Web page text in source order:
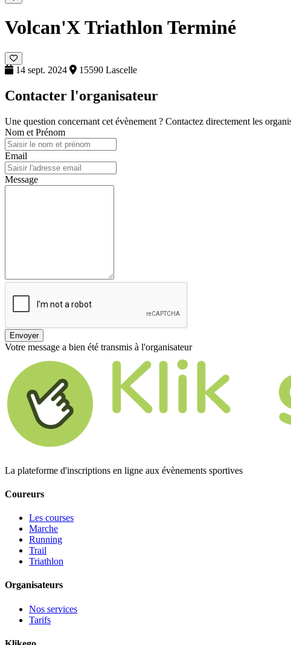
Volcan'X TriathlonTerminé
14 sept. 2024 15590 Lascelle
Contacter l'organisateur
Une question concernant cet évènement ? Contactez directement les
Nom et Prénom
Email
Message
Envoyer
Votre message a bien été transmis à l'organisateur
La plateforme d'inscriptions en ligne aux évènements sportives
Coureurs
Les courses
Marche
Running
Trail
Triathlon
Organisateurs
Nos services
Tarifs